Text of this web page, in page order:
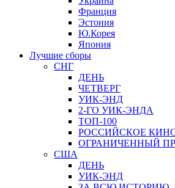
Франция
Эстония
Ю.Корея
Япония
Лучшие сборы
СНГ
ДЕНЬ
ЧЕТВЕРГ
УИК-ЭНД
2-ГО УИК-ЭНДА
ТОП-100
РОССИЙСКОЕ
ОГРАНИЧЕННЫЙ
США
ДЕНЬ
УИК-ЭНД